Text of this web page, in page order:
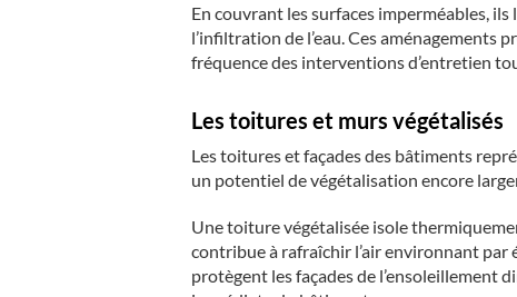
En couvrant les surfaces imperméables,
l’infiltration de l’eau. Ces aménagements
fréquence des interventions d’entretien
Les toitures et murs végétalisés
Les toitures et façades des bâtiments
un potentiel de végétalisation encore
Une toiture végétalisée isole
contribue à rafraîchir l’air environnant par
protègent les façades de l’ensoleillement